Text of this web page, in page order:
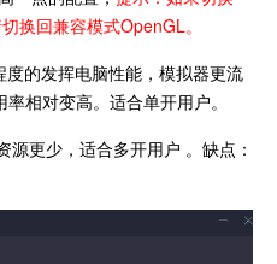
换回兼容模式OpenGL。
的发挥电脑性能，模拟器更流
相对变高。适合单开用户。
更少，适合多开用户 。缺点：